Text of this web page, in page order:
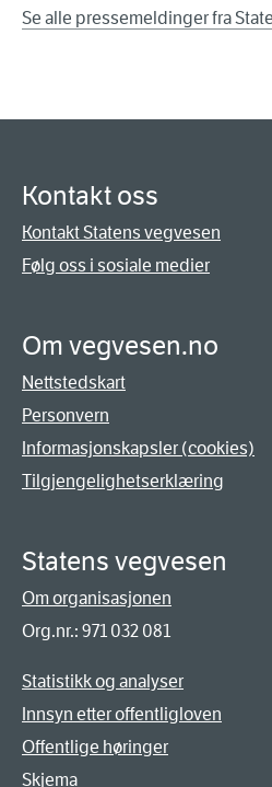
Se alle pressemeldinger fra
Kontakt oss
Kontakt Statens vegvesen
Følg oss i sosiale medier
Om vegvesen.no
Nettstedskart
Personvern
Informasjonskapsler (cookies)
Tilgjengelighetserklæring
Statens vegvesen
Om organisasjonen
Org.nr.: 971 032 081
Statistikk og analyser
Innsyn etter offentligloven
Offentlige høringer
Skjema